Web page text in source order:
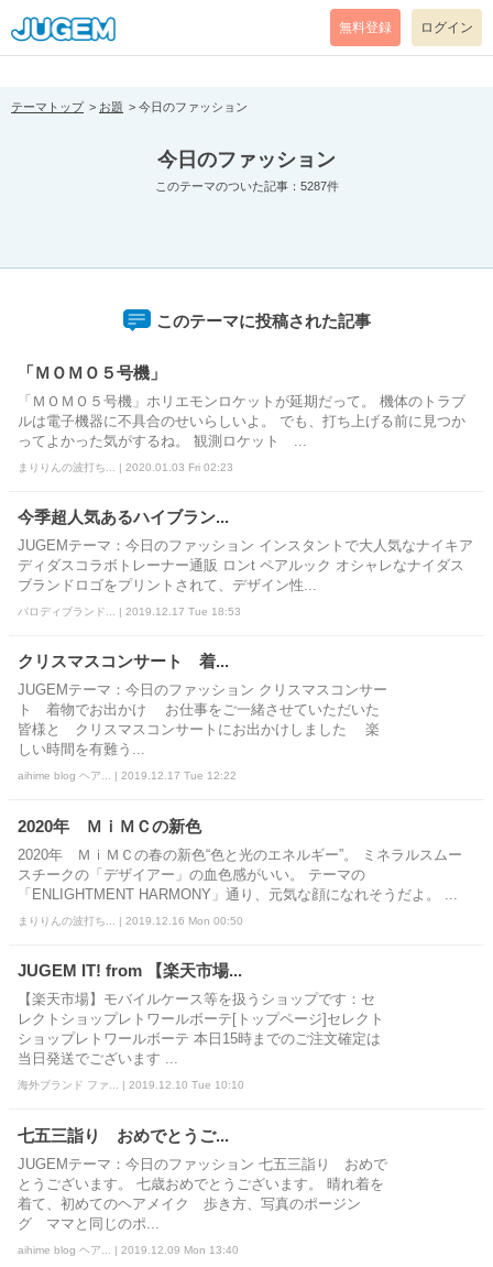
[pear_error: message="Success" code=0 mode=return level=notice
prefix="" info=""]
無料登録 ログイン
テーマトップ お題 今日のファッション
今日のファッション
このテーマのついた記事：5287件
このテーマに投稿された記事
「ＭＯＭＯ５号機」
「ＭＯＭＯ５号機」ホリエモンロケットが延期だって。 機体のトラブ
ルは電子機器に不具合のせいらしいよ。 でも、打ち上げる前に見つか
ってよかった気がするね。 観測ロケット ...
まりりんの波打ち... | 2020.01.03 Fri 02:23
今季超人気あるハイブラン...
JUGEMテーマ：今日のファッション インスタントで大人気なナイキア
ディダスコラボトレーナー通販 ロンt ペアルック オシャレなナイダス
ブランドロゴをプリントされて、デザイン性...
パロディブランド... | 2019.12.17 Tue 18:53
クリスマスコンサート 着...
JUGEMテーマ：今日のファッション クリスマスコンサー
ト 着物でお出かけ お仕事をご一緒させていただいた
皆様と クリスマスコンサートにお出かけしました 楽
しい時間を有難う...
aihime blog ヘア... | 2019.12.17 Tue 12:22
2020年 ＭｉＭＣの新色
2020年 ＭｉＭＣの春の新色“色と光のエネルギー”。 ミネラルスムー
スチークの「デザイアー」の血色感がいい。 テーマの
「ENLIGHTMENT HARMONY」通り、元気な顔になれそうだよ。 ...
まりりんの波打ち... | 2019.12.16 Mon 00:50
JUGEM IT! from 【楽天市場...
【楽天市場】モバイルケース等を扱うショップです：セ
レクトショップレトワールボーテ[トップページ]セレクト
ショップレトワールボーテ 本日15時までのご注文確定は
当日発送でございます ...
海外ブランド ファ... | 2019.12.10 Tue 10:10
七五三詣り おめでとうご...
JUGEMテーマ：今日のファッション 七五三詣り おめで
とうございます。 七歳おめでとうございます。 晴れ着を
着て、初めてのヘアメイク 歩き方、写真のポージン
グ ママと同じのポ...
aihime blog ヘア... | 2019.12.09 Mon 13:40